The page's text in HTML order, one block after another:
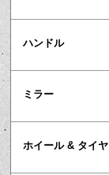
ハンドル
ミラー
ホイール & タイヤ